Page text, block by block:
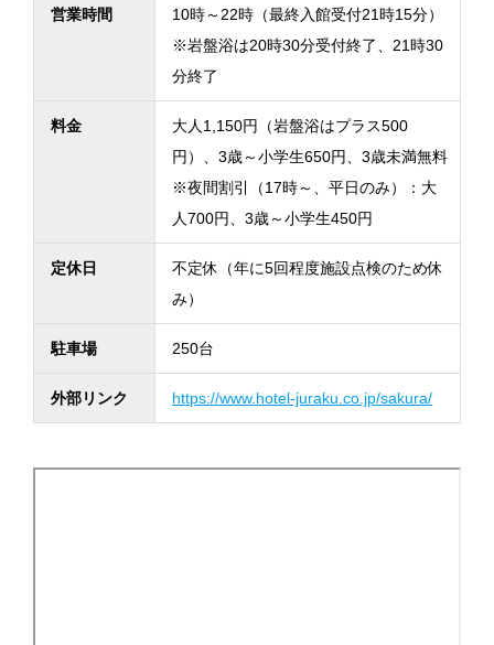
営業時間
10時～22時（最終入館受付21時15分）
※岩盤浴は20時30分受付終了、21時30
分終了
料金
大人1,150円（岩盤浴はプラス500
円）、3歳～小学生650円、3歳未満無料
※夜間割引（17時～、平日のみ）：大
人700円、3歳～小学生450円
定休日
不定休（年に5回程度施設点検のため休
み）
駐車場 250台
外部リンク https://www.hotel-juraku.co.jp/sakura/